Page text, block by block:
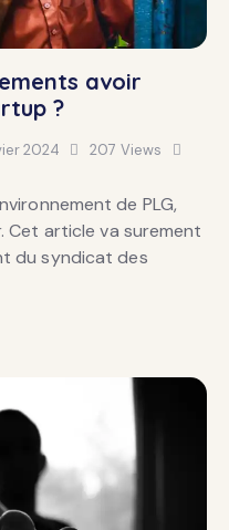
avoir
?
2024 207 Views
de PLG,
Cet article va surement
du syndicat des